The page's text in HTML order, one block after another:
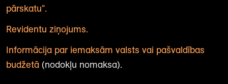
pārskatu".
Revidentu ziņojums.
Informācija par iemaksām valsts vai pašvaldības
budžetā (nodokļu nomaksa).